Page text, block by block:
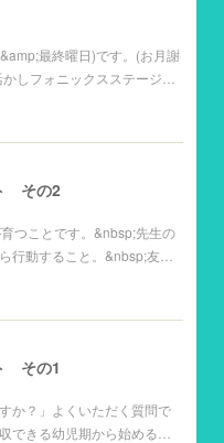
最終曜日)です。(お月謝
しフォニックスステージ…
その2
つことです。&nbsp;先生の
行動すること。&nbsp;友…
その1
か？」よくいただく質問で
できる幼児期から始める…